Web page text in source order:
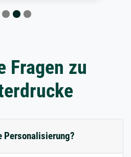
Fragen zu
Personalisierung?